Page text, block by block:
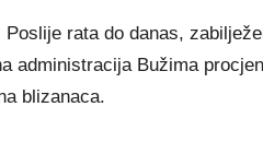
rata do danas,
administracija Bužima
blizanaca.